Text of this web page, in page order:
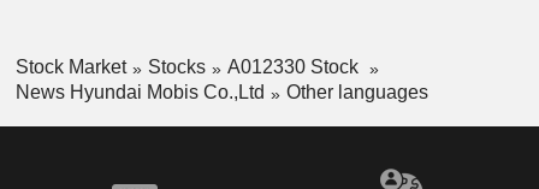
Stock Market Stocks
A012330 Stock
News Hyundai Mobis Co.,Ltd
Other languages